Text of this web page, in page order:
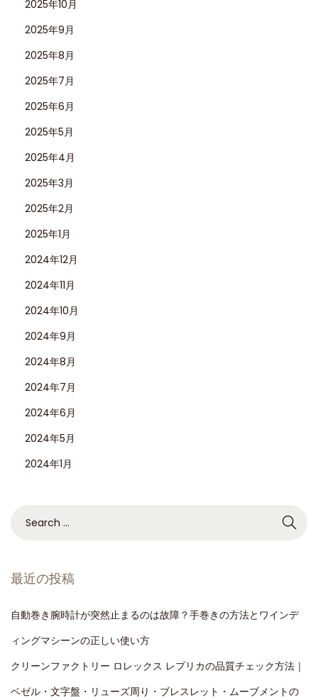
2025年10月
2025年9月
2025年8月
2025年7月
2025年6月
2025年5月
2025年4月
2025年3月
2025年2月
2025年1月
2024年12月
2024年11月
2024年10月
2024年9月
2024年8月
2024年7月
2024年6月
2024年5月
2024年1月
最近の投稿
自動巻き腕時計が突然止まるのは故障？手巻きの方法とワインデ
ィングマシーンの正しい使い方
クリーンファクトリー ロレックス レプリカの品質チェック方法｜
ベゼル・文字盤・リューズ周り・ブレスレット・ムーブメントの